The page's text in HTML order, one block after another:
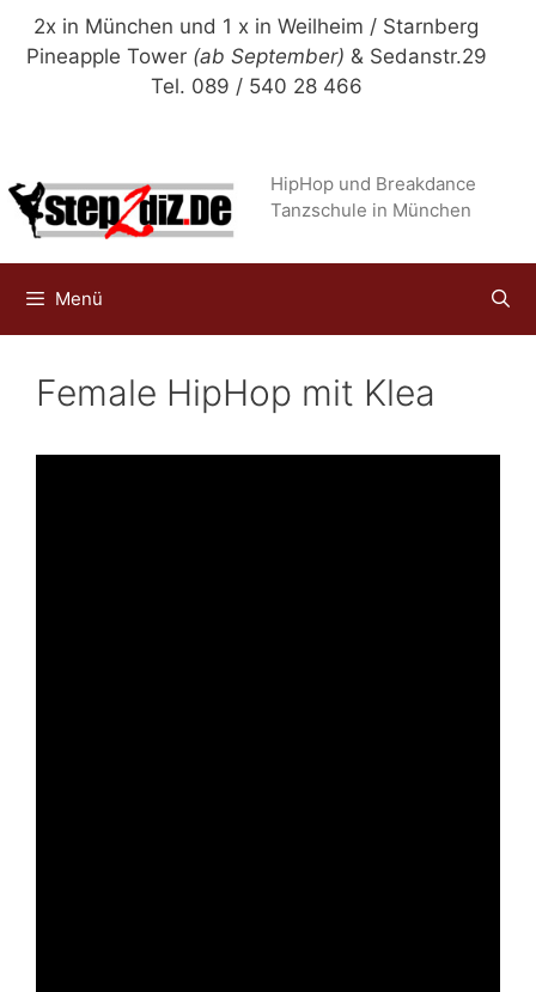
Zum
Inhalt
2x in München und 1 x in Weilheim / Starnberg
Pineapple Tower (ab September) & Sedanstr.29
Tel. 089 / 540 28 466
HipHop und Breakdance
Tanzschule in München
Menü
Female HipHop mit Klea